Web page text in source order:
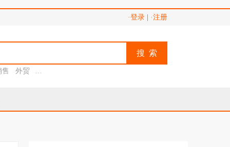
·登录 ·注册
搜 索
售 外贸 助理